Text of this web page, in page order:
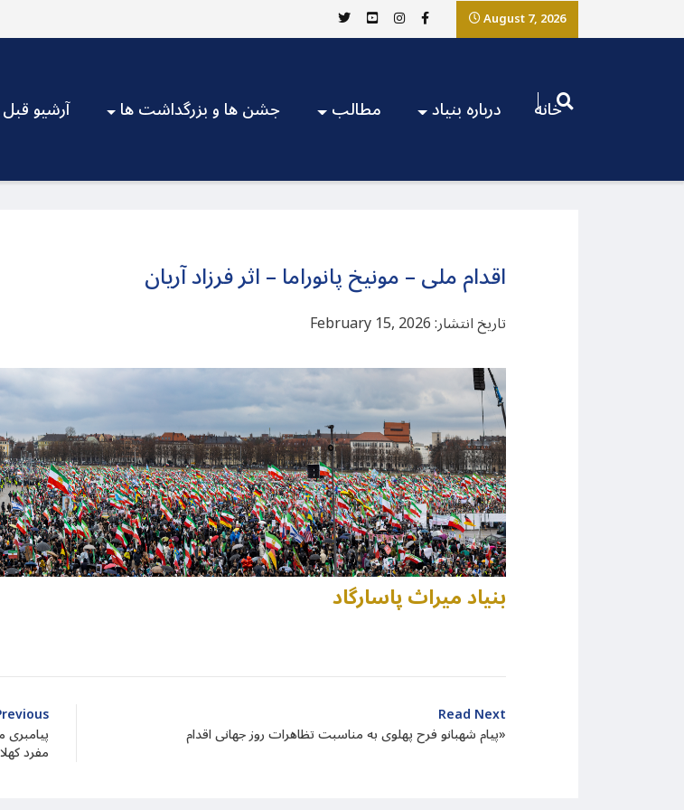
August 7, 2026
آرشیو قبل جشن ها و بزرگداشت ها مطالب درباره بنیاد خانه
اقدام ملی – مونیخ پانوراما – اثر فرزاد آریان
تاریخ انتشار: February 15, 2026
بنیاد میراث پاسارگاد
مفرد
Read Next
پیام شهبانو فرح پهلوی به مناسبت تظاهرات روز جهانی اقدام»